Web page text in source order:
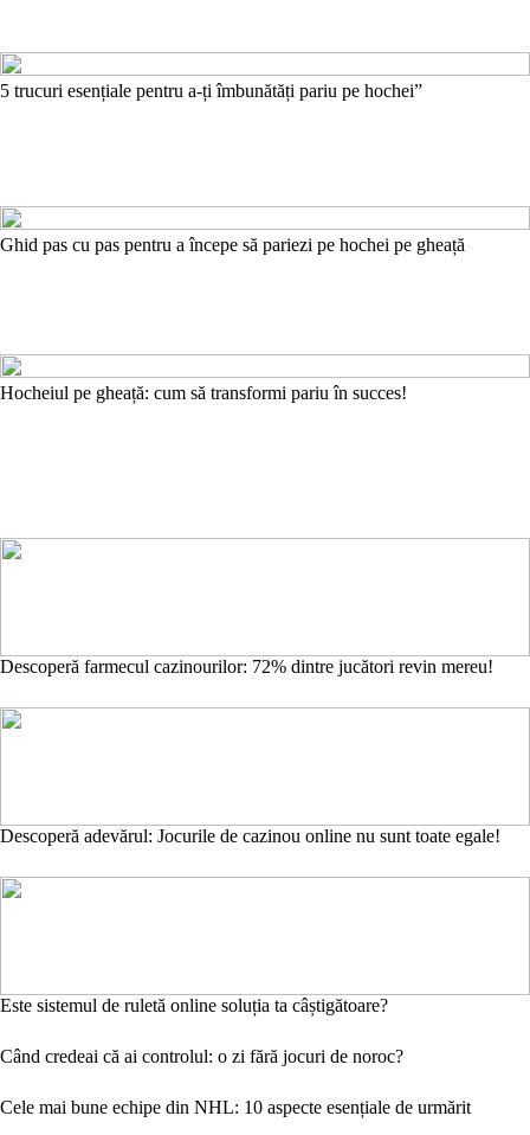
5 trucuri esențiale pentru a-ți îmbunătăți pariu pe hochei”
Ghid pas cu pas pentru a începe să pariezi pe hochei pe gheață
Hocheiul pe gheață: cum să transformi pariu în succes!
Descoperă farmecul cazinourilor: 72% dintre jucători revin mereu!
Descoperă adevărul: Jocurile de cazinou online nu sunt toate egale!
Este sistemul de ruletă online soluția ta câștigătoare?
Când credeai că ai controlul: o zi fără jocuri de noroc?
Cele mai bune echipe din NHL: 10 aspecte esențiale de urmărit